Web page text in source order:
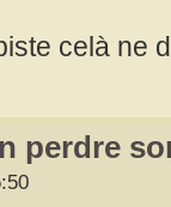
celà ne
perdre